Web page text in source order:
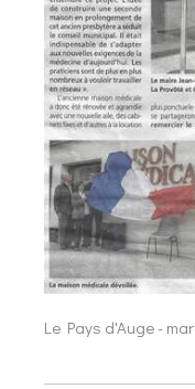
Le Pays d'Auge -